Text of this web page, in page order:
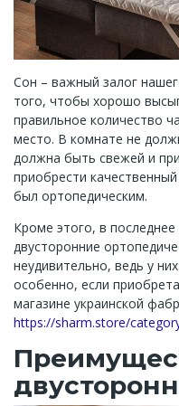
Сон – важный залог
того, чтобы хорошо
правильное количество
место. В комнате не
должна быть свежей и
приобрести
был ортопедическим.
Кроме этого, в
двусторонние
неудивительно, ведь у
особенно, если
магазине украинской
https://sharm.store/